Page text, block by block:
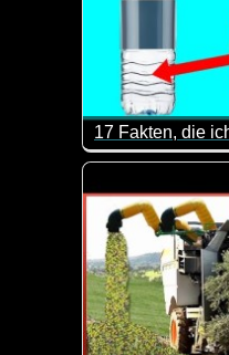
17 Fakten, die
Immer wieder